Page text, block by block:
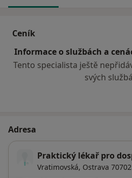
Ceník
Informace o službách a
Tento specialista ještě
svých
Adresa
Praktický lékař pro
Vratimovská, Ostrava 70702